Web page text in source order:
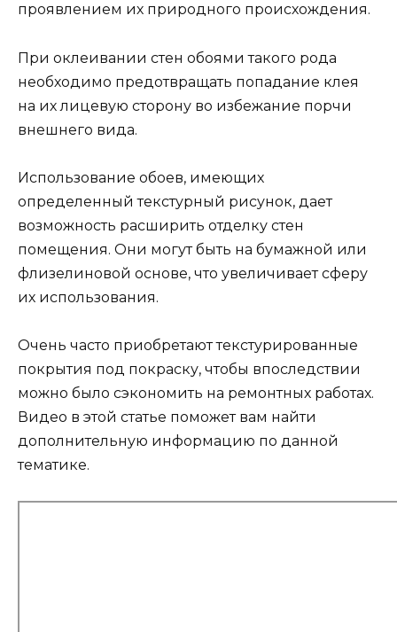
проявлением их природного происхождения.
При оклеивании стен обоями такого рода
необходимо предотвращать попадание клея
на их лицевую сторону во избежание порчи
внешнего вида.
Использование обоев, имеющих
определенный текстурный рисунок, дает
возможность расширить отделку стен
помещения. Они могут быть на бумажной или
флизелиновой основе, что увеличивает сферу
их использования.
Очень часто приобретают текстурированные
покрытия под покраску, чтобы впоследствии
можно было сэкономить на ремонтных работах.
Видео в этой статье поможет вам найти
дополнительную информацию по данной
тематике.